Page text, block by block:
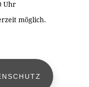
Uhr
möglich.